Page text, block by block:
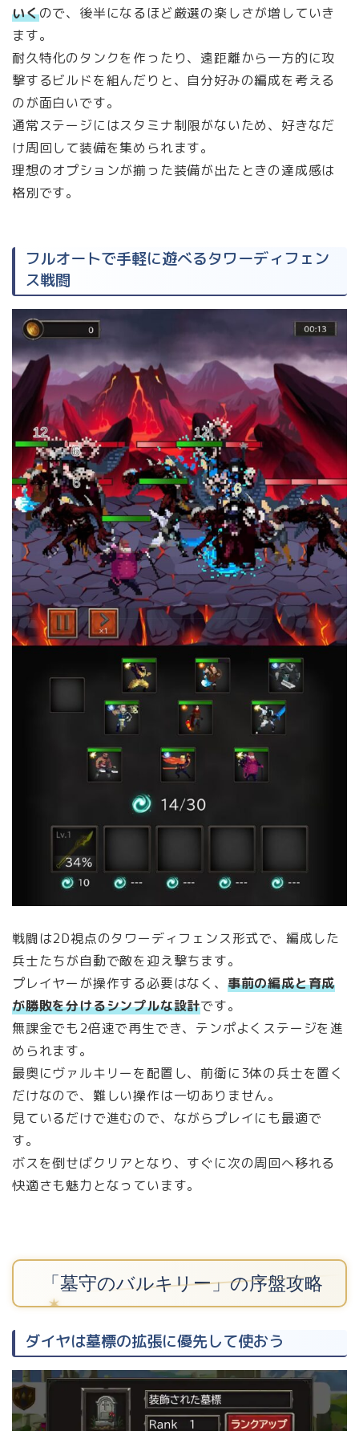
いくので、後半になるほど厳選の楽しさが増していき
ます。
耐久特化のタンクを作ったり、遠距離から一方的に攻
撃するビルドを組んだりと、自分好みの編成を考える
のが面白いです。
通常ステージにはスタミナ制限がないため、好きなだ
け周回して装備を集められます。
理想のオプションが揃った装備が出たときの達成感は
格別です。
フルオートで手軽に遊べるタワーディフェン
ス戦闘
戦闘は2D視点のタワーディフェンス形式で、編成した
兵士たちが自動で敵を迎え撃ちます。
プレイヤーが操作する必要はなく、 事前の編成と育成
が勝敗を分けるシンプルな設計です。
無課金でも2倍速で再生でき、テンポよくステージを進
められます。
最奥にヴァルキリーを配置し、前衛に3体の兵士を置く
だけなので、難しい操作は一切ありません。
見ているだけで進むので、ながらプレイにも最適で
す。
ボスを倒せばクリアとなり、すぐに次の周回へ移れる
快適さも魅力となっています。
「墓守のバルキリー」の序盤攻略
ダイヤは墓標の拡張に優先して使おう